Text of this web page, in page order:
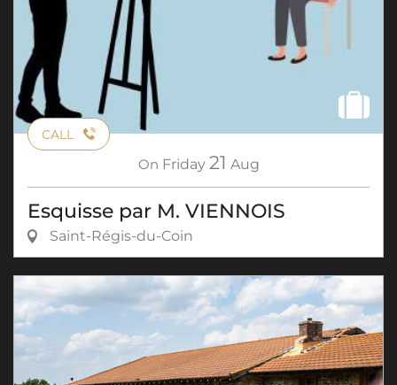
CALL
On Friday 21 Aug
Esquisse par M. VIENNOIS
Saint-Régis-du-Coin